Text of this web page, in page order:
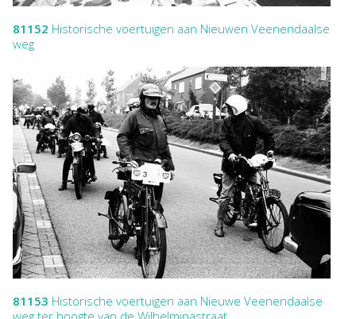
81152 Historische voertuigen aan Nieuwen Veenendaalse
weg
81153 Historische voertuigen aan Nieuwe Veenendaalse
weg ter hoogte van de Wilhelminastraat